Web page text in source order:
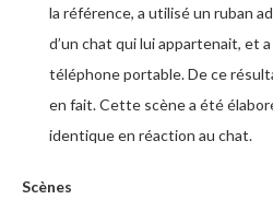
la référence, a utilisé un ruban
d’un chat qui lui appartenait, et
téléphone portable. De ce
en fait. Cette scène a été
identique en réaction au chat.
Scènes